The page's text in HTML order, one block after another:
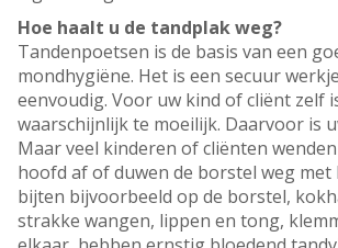
Hoe haalt u de tandplak weg?
Tandenpoetsen is de basis van een
mondhygiëne. Het is een secuur
eenvoudig. Voor uw kind of cliënt zelf
waarschijnlijk te moeilijk. Daarvoor is
Maar veel kinderen of cliënten
hoofd af of duwen de borstel weg met
bijten bijvoorbeeld op de borstel,
strakke wangen, lippen en tong,